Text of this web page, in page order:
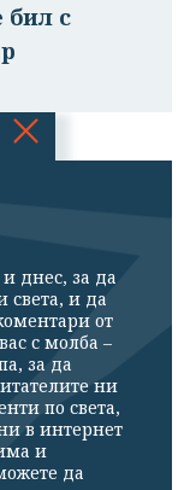
бил с
днес, за да
света, и да
от
с молба –
за да
ни
по света,
в интернет
и
да